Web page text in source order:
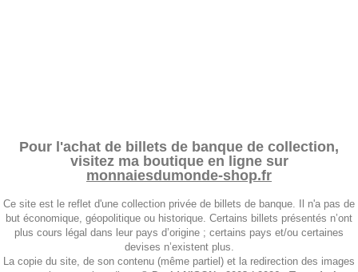
Pour l'achat de billets de banque de collection,
visitez ma boutique en ligne sur
monnaiesdumonde-shop.fr
Ce site est le reflet d'une collection privée de billets de banque. Il n'a pas de
but économique, géopolitique ou historique. Certains billets présentés n’ont
plus cours légal dans leur pays d’origine ; certains pays et/ou certaines
devises n’existent plus.
La copie du site, de son contenu (même partiel) et la redirection des images